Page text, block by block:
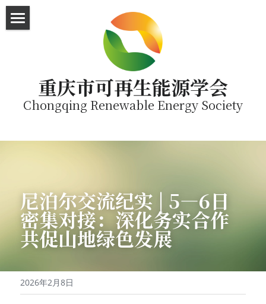
重庆市可再生能源学会
Chongqing Renewable Energy Society
English
尼泊尔交流纪实 | 5—6日
密集对接：深化务实合作
共促山地绿色发展
2026年2月8日